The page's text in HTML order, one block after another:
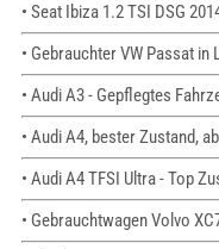
• Seat Ibiza 1.2 TSI DSG
• Gebrauchter VW Passat in
• Audi A3 - Gepflegtes
• Audi A4, bester Zustand,
• Audi A4 TFSI Ultra - Top
• Gebrauchtwagen Volvo